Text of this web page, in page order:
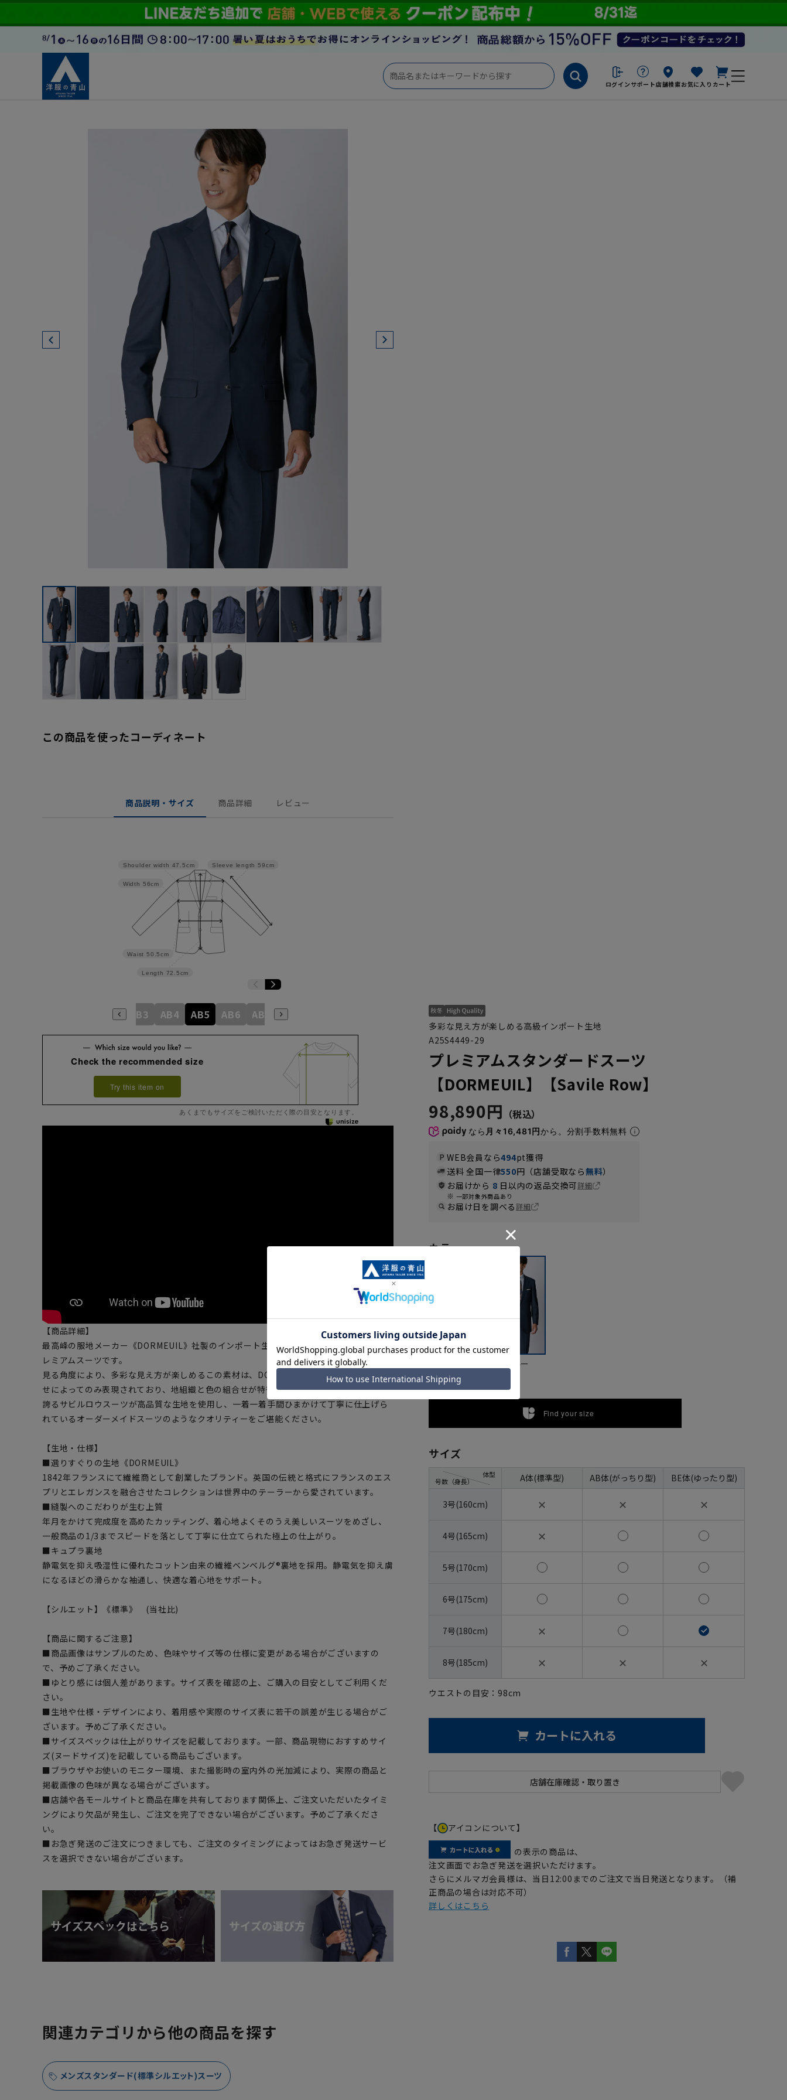
ログイン サポート店舗検索お気に入り カート
この商品を使ったコーディネート
商品説明・サイズ 商品詳細 レビュー
Sleeve length 59cm
Length 72.5cm
Waist 50.5cm
Width 56cm
Shoulder width 47.5cm
A8 AB3 AB4 AB5 AB6 AB7 AB8 BE7 BE8
Check the recommended size
Try this item on
あくまでもサイズをご検討いただく際の目安となります。
【商品詳細】
最高峰の服地メーカー《DORMEUIL》社製のインポート生地を採用したトップクラスのプ
レミアムスーツです。
見る角度により、多彩な見え方が楽しめるこの素材は、DORMEUIL社の独特な色糸の組合
せによってのみ表現されており、地組織と色の組合せが特徴的です。100万着の販売実績を
誇るサビルロウスーツが高品質な生地を使用し、一着一着手間ひまかけて丁寧に仕上げら
れているオーダーメイドスーツのようなクオリティーをご堪能ください。
【生地・仕様】
■選りすぐりの生地《DORMEUIL》
1842年フランスにて繊維商として創業したブランド。英国の伝統と格式にフランスのエス
プリとエレガンスを融合させたコレクションは世界中のテーラーから愛されています。
■縫製へのこだわりが生む上質
年月をかけて完成度を高めたカッティング、着心地よくそのうえ美しいスーツをめざし、
一般商品の1/3までスピードを落として丁寧に仕立てられた極上の仕上がり。
■キュプラ裏地
静電気を抑え吸湿性に優れたコットン由来の繊維ベンベルグ®裏地を採用。静電気を抑え虜
になるほどの滑らかな袖通し、快適な着心地をサポート。
【シルエット】《標準》 (当社比)
【商品に関するご注意】
■商品画像はサンプルのため、色味やサイズ等の仕様に変更がある場合がございますの
で、予めご了承ください。
■ゆとり感には個人差があります。サイズ表を確認の上、ご購入の目安としてご利用くだ
さい。
■生地や仕様・デザインにより、着用感や実際のサイズ表に若干の誤差が生じる場合がご
ざいます。予めご了承ください。
■サイズスペックは仕上がりサイズを記載しております。一部、商品現物におすすめサイ
ズ(ヌードサイズ)を記載している商品もございます。
■ブラウザやお使いのモニター環境、また撮影時の室内外の光加減により、実際の商品と
掲載画像の色味が異なる場合がございます。
■店舗や各モールサイトと商品在庫を共有しております関係上、ご注文いただいたタイミ
ングにより欠品が発生し、ご注文を完了できない場合がございます。予めご了承くださ
い。
■お急ぎ発送のご注文につきましても、ご注文のタイミングによってはお急ぎ発送サービ
スを選択できない場合がございます。
多彩な見え方が楽しめる高級インポート生地
A25S4449-29
プレミアムスタンダードスーツ
【DORMEUIL】【Savile Row】
98,890円
なら 月々16,481円から。分割手数料無料
WEB会員なら494pt獲得
送料 全国一律550円（店舗受取なら無料）
お届けから 8 日以内の返品交換可詳細
一部対象外商品あり
お届け日を調べる詳細
カラー
ブルー
Find your size
サイズ
号数（身長）
体型 A体(標準型) AB体(がっちり型) BE体(ゆったり型)
3号(160cm) ✕ ✕ ✕
4号(165cm) ✕
5号(170cm)
6号(175cm)
7号(180cm) ✕
8号(185cm) ✕ ✕ ✕
ウエストの目安： 98cm
カートに入れる
【 アイコンについて】
の表示の商品は、
注文画面でお急ぎ発送を選択いただけます。
さらにメルマガ会員様は、当日12:00までのご注文で当日発送となります。（補
正商品の場合は対応不可）
詳しくはこちら
関連カテゴリから他の商品を探す
メンズスタンダード(標準シルエット)スーツ